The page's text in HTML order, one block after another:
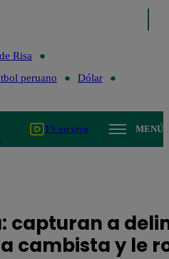
Risa
peruano
Dólar
TV en vivo MENÚ
capturan a
cambista y le